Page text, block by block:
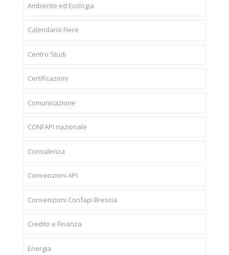
Ambiente ed Ecologia
Calendario Fiere
Centro Studi
Certificazioni
Comunicazione
CONFAPI nazionale
Consulenza
Convenzioni API
Convenzioni Confapi Brescia
Credito e Finanza
Energia